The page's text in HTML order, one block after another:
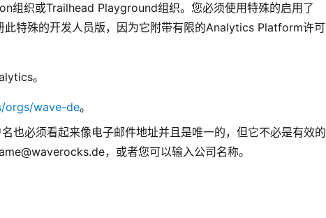
组织或Trailhead Playground组织。您必须使用特殊的启用了
特殊的开发人员版，因为它附带有限的Analytics Platform许可
。
orgs/wave-de。
也必须看起来像电子邮件地址并且是唯一的，但它不必是有效
，或者您可以输入公司名称。